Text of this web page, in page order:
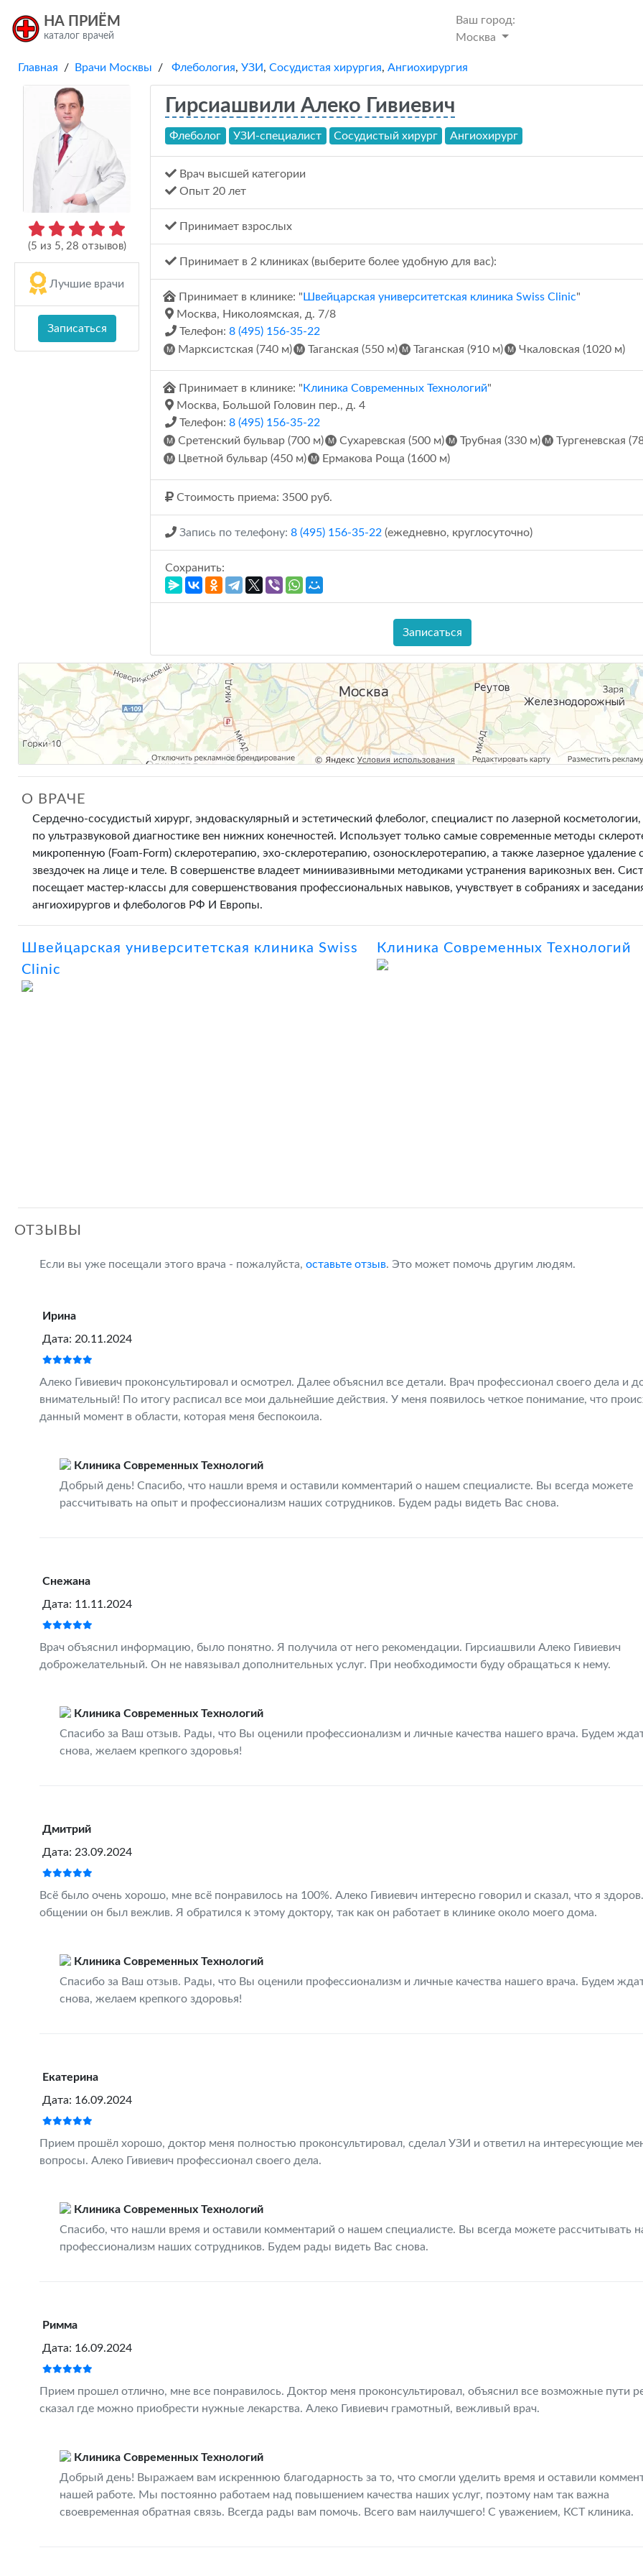
НА ПРИЁМ
каталог врачей
Ваш город:
Москва
Главная / Врачи Москвы / Флебология, УЗИ, Сосудистая хирургия, Ангиохирургия
(5 из 5, 28 отзывов)
Лучшие врачи
Записаться
Гирсиашвили Алеко Гивиевич
Флеболог УЗИ-специалист Сосудистый хирург Ангиохирург
Врач высшей категории
Опыт 20 лет
Принимает взрослых
Принимает в 2 клиниках (выберите более удобную для вас):
Принимает в клинике: " Швейцарская университетская клиника Swiss Clinic"
Москва, Николоямская, д. 7/8
Телефон: 8 (495) 156-35-22
Марксистская (740 м)
Таганская (550 м) Таганская (910 м) Чкаловская (1020 м)
Принимает в клинике: " Клиника Современных Технологий"
Москва, Большой Головин пер., д. 4
Телефон: 8 (495) 156-35-22
Сретенский бульвар (700 м)
Сухаревская (500 м) Трубная (330 м)
Тургеневская
Цветной бульвар (450 м)
Ермакова Роща (1600 м)
Стоимость приема: 3500 руб.
Запись по телефону: 8 (495) 156-35-22 (ежедневно, круглосуточно)
Сохранить:
Записаться
О ВРАЧЕ
Сердечно-сосудистый хирург, эндоваскулярный и эстетический флеболог, специалист по лазерной косметологии,
по ультразвуковой диагностике вен нижних конечностей. Использует только самые современные методы
микропенную (Foam-Form) склеротерапию, эхо-склеротерапию, озоносклеротерапию, а также лазерное удаление
звездочек на лице и теле. В совершенстве владеет миниивазивными методиками устранения варикозных вен.
посещает мастер-классы для совершенствования профессиональных навыков, учувствует в собраниях и
ангиохирургов и флебологов РФ И Европы.
Швейцарская университетская клиника Swiss
Clinic
Клиника Современных Технологий
ОТЗЫВЫ
Если вы уже посещали этого врача - пожалуйста, оставьте отзыв. Это может помочь другим людям.
Ирина
Дата: 20.11.2024
Алеко Гивиевич проконсультировал и осмотрел. Далее объяснил все детали. Врач профессионал своего дела и
внимательный! По итогу расписал все мои дальнейшие действия. У меня появилось четкое понимание, что
данный момент в области, которая меня беспокоила.
Клиника Современных Технологий
Добрый день! Спасибо, что нашли время и оставили комментарий о нашем специалисте. Вы всегда можете
рассчитывать на опыт и профессионализм наших сотрудников. Будем рады видеть Вас снова.
Снежана
Дата: 11.11.2024
Врач объяснил информацию, было понятно. Я получила от него рекомендации. Гирсиашвили Алеко Гивиевич
доброжелательный. Он не навязывал дополнительных услуг. При необходимости буду обращаться к нему.
Клиника Современных Технологий
Спасибо за Ваш отзыв. Рады, что Вы оценили профессионализм и личные качества нашего врача. Будем
снова, желаем крепкого здоровья!
Дмитрий
Дата: 23.09.2024
Всё было очень хорошо, мне всё понравилось на 100%. Алеко Гивиевич интересно говорил и сказал, что я
общении он был вежлив. Я обратился к этому доктору, так как он работает в клинике около моего дома.
Клиника Современных Технологий
Спасибо за Ваш отзыв. Рады, что Вы оценили профессионализм и личные качества нашего врача. Будем
снова, желаем крепкого здоровья!
Екатерина
Дата: 16.09.2024
Прием прошёл хорошо, доктор меня полностью проконсультировал, сделал УЗИ и ответил на интересующие
вопросы. Алеко Гивиевич профессионал своего дела.
Клиника Современных Технологий
Спасибо, что нашли время и оставили комментарий о нашем специалисте. Вы всегда можете рассчитывать
профессионализм наших сотрудников. Будем рады видеть Вас снова.
Римма
Дата: 16.09.2024
Прием прошел отлично, мне все понравилось. Доктор меня проконсультировал, объяснил все возможные пути
сказал где можно приобрести нужные лекарства. Алеко Гивиевич грамотный, вежливый врач.
Клиника Современных Технологий
Добрый день! Выражаем вам искреннюю благодарность за то, что смогли уделить время и оставили
нашей работе. Мы постоянно работаем над повышением качества наших услуг, поэтому нам так важна
своевременная обратная связь. Всегда рады вам помочь. Всего вам наилучшего! С уважением, КСТ клиника.